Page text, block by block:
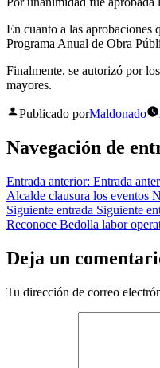
En cuanto a las
Programa Anual de Obra
Finalmente, se autorizó por
mayores.
Publicado porMaldonado
Navegación de
Entrada anterior: Entrada
Alcalde clausura los eventos
Siguiente entrada Siguiente
Reconoce Bedolla labor
Deja un
Tu dirección de correo